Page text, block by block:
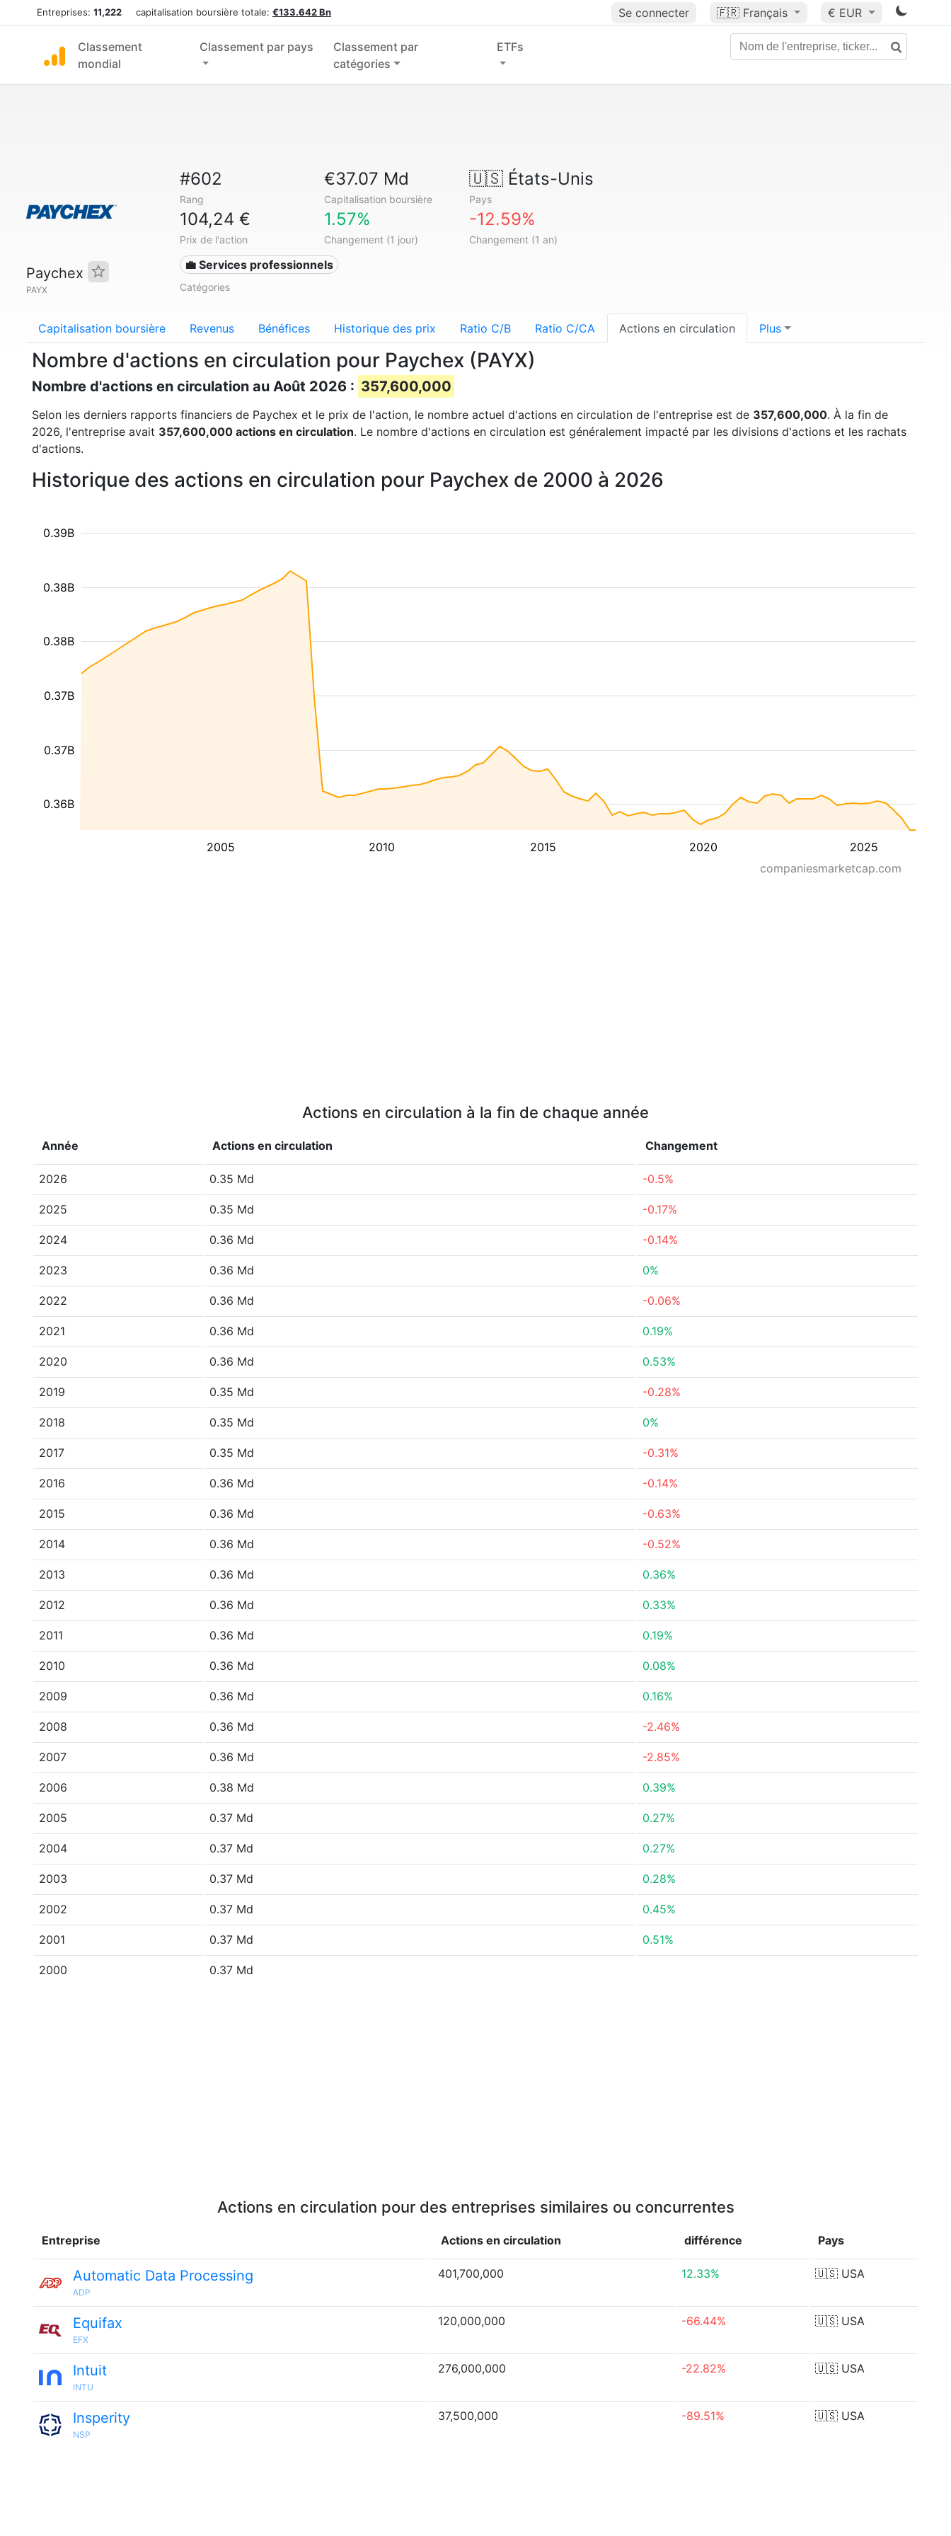
Entreprises: 11,222 capitalisation boursière totale: €133.642 Bn Se connecter 🇫🇷 Français € EUR
Classement
mondial
Classement par pays
Classement par
catégories
ETFs
Paychex
PAYX
#602
Rang
€37.07 Md
Capitalisation boursière
🇺🇸États-Unis
Pays
104,24 €
Prix de l'action
1.57%
Changement (1 jour)
-12.59%
Changement (1 an)
💼 Services professionnels
Catégories
Capitalisation boursière Revenus Bénéfices Historique des prix Ratio C/B Ratio C/CA Actions en circulation Plus
Nombre d'actions en circulation pour Paychex (PAYX)
Nombre d'actions en circulation au Août 2026 : 357,600,000
Selon les derniers rapports financiers de Paychex et le prix de l'action, le nombre actuel d'actions en circulation de l'entreprise est de 357,600,000. À la fin de
2026, l'entreprise avait 357,600,000 actions en circulation. Le nombre d'actions en circulation est généralement impacté par les divisions d'actions et les rachats
d'actions.
Historique des actions en circulation pour Paychex de 2000 à 2026
2005 2010 2015 2020 2025
0.36B
0.37B
0.37B
0.38B
0.38B
0.39B
companiesmarketcap.com
Actions en circulation à la fin de chaque année
Année Actions en circulation Changement
2026 0.35 Md -0.5%
2025 0.35 Md -0.17%
2024 0.36 Md -0.14%
2023 0.36 Md 0%
2022 0.36 Md -0.06%
2021 0.36 Md 0.19%
2020 0.36 Md 0.53%
2019 0.35 Md -0.28%
2018 0.35 Md 0%
2017 0.35 Md -0.31%
2016 0.36 Md -0.14%
2015 0.36 Md -0.63%
2014 0.36 Md -0.52%
2013 0.36 Md 0.36%
2012 0.36 Md 0.33%
2011 0.36 Md 0.19%
2010 0.36 Md 0.08%
2009 0.36 Md 0.16%
2008 0.36 Md -2.46%
2007 0.36 Md -2.85%
2006 0.38 Md 0.39%
2005 0.37 Md 0.27%
2004 0.37 Md 0.27%
2003 0.37 Md 0.28%
2002 0.37 Md 0.45%
2001 0.37 Md 0.51%
2000 0.37 Md
Actions en circulation pour des entreprises similaires ou concurrentes
Entreprise Actions en circulation différence Pays
Automatic Data Processing
ADP
401,700,000 12.33% 🇺🇸 USA
Equifax
EFX
120,000,000 -66.44% 🇺🇸 USA
Intuit
INTU
276,000,000 -22.82% 🇺🇸 USA
Insperity
NSP
37,500,000 -89.51% 🇺🇸 USA